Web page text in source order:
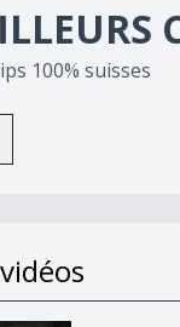
100% suisses